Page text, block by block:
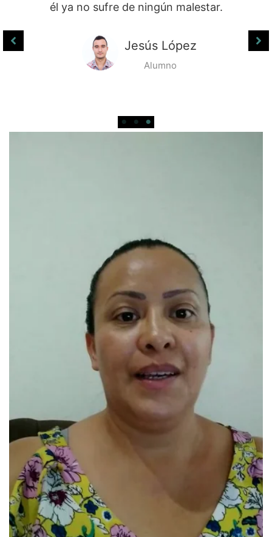
poner mi propio centro naturista en
través de esta maravillosa técnica.